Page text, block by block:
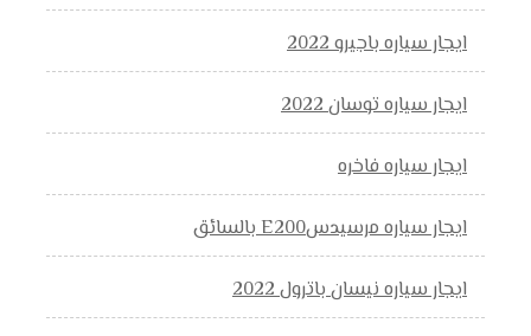
ايجار سياره باجيرو 2022
ايجار سياره توسان 2022
ايجار سياره فاخره
ايجار سياره مرسيدسE200 بالسائق
ايجار سياره نيسان باترول 2022